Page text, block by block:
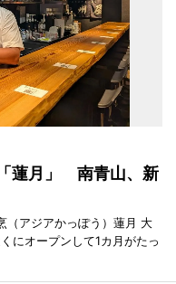
蓮月」 南青山、新
（アジアかっぽう）蓮月 大
にオープンして1カ月がたっ